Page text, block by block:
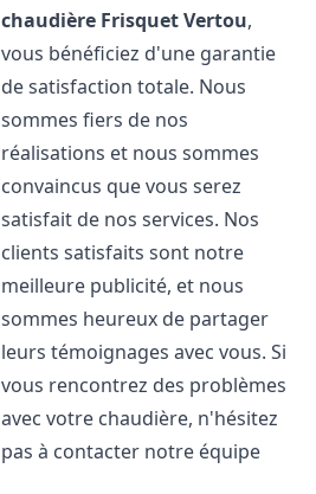
chaudière FrisquetVertou,
vous bénéficiez d'une garantie
de satisfaction totale. Nous
sommes fiers de nos
réalisations et nous sommes
convaincus que vous serez
satisfait de nos services. Nos
clients satisfaits sont notre
meilleure publicité, et nous
sommes heureux de partager
leurs témoignages avec vous. Si
vous rencontrez des problèmes
avec votre chaudière, n'hésitez
pas à contacter notre équipe